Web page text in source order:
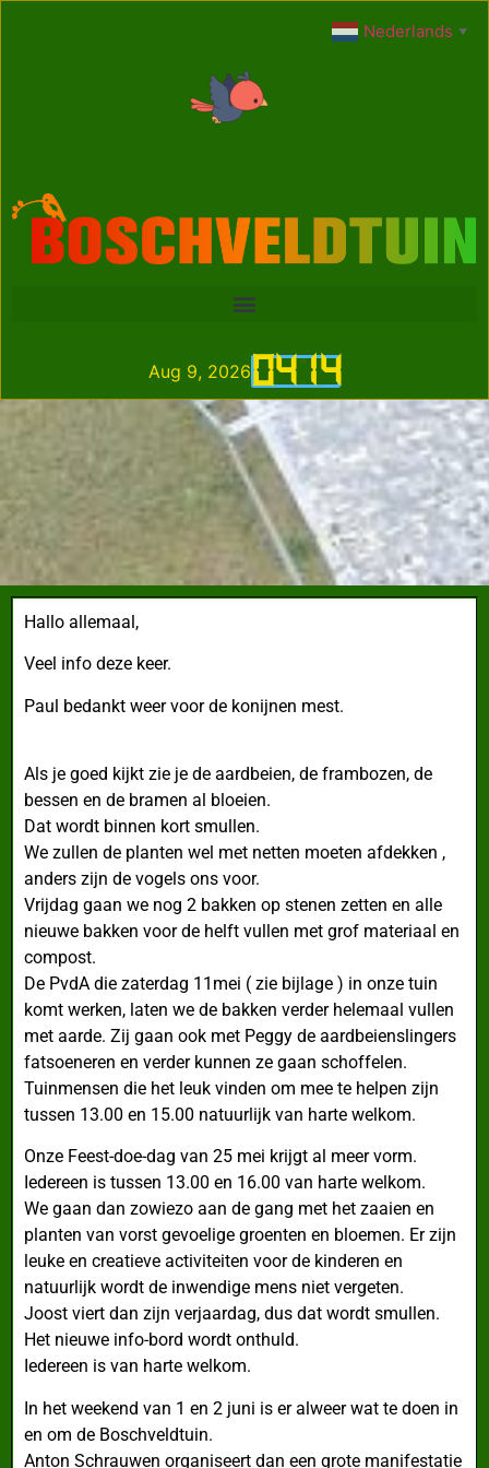
04:14
Aug 9, 2026
Hallo allemaal,
Veel info deze keer.
Paul bedankt weer voor de konijnen mest.
Als je goed kijkt zie je de aardbeien, de frambozen, de
bessen en de bramen al bloeien.
Dat wordt binnen kort smullen.
We zullen de planten wel met netten moeten afdekken ,
anders zijn de vogels ons voor.
Vrijdag gaan we nog 2 bakken op stenen zetten en alle
nieuwe bakken voor de helft vullen met grof materiaal en
compost.
De PvdA die zaterdag 11mei ( zie bijlage ) in onze tuin
komt werken, laten we de bakken verder helemaal vullen
met aarde. Zij gaan ook met Peggy de aardbeienslingers
fatsoeneren en verder kunnen ze gaan schoffelen.
Tuinmensen die het leuk vinden om mee te helpen zijn
tussen 13.00 en 15.00 natuurlijk van harte welkom.
Onze Feest-doe-dag van 25 mei krijgt al meer vorm.
Iedereen is tussen 13.00 en 16.00 van harte welkom.
We gaan dan zowiezo aan de gang met het zaaien en
planten van vorst gevoelige groenten en bloemen. Er zijn
leuke en creatieve activiteiten voor de kinderen en
natuurlijk wordt de inwendige mens niet vergeten.
Joost viert dan zijn verjaardag, dus dat wordt smullen.
Het nieuwe info-bord wordt onthuld.
Iedereen is van harte welkom.
In het weekend van 1 en 2 juni is er alweer wat te doen in
en om de Boschveldtuin.
Anton Schrauwen organiseert dan een grote manifestatie
Nederlands ▼